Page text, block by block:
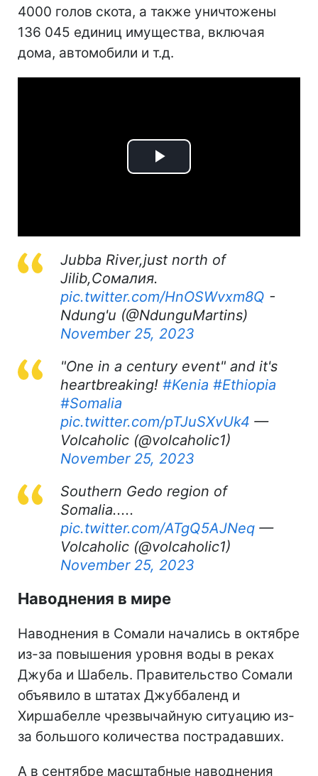
4000 голов скота, а также уничтожены
136 045 единиц имущества, включая
дома, автомобили и т.д.
Play
Jubba River,just north of
Jilib,Сомалия.
pic.twitter.com/HnOSWvxm8Q -
Ndung'u (@NdunguMartins)
November 25, 2023
"One in a century event" and it's
heartbreaking! #Kenia #Ethiopia
#Somalia
pic.twitter.com/pTJuSXvUk4 —
Volcaholic (@volcaholic1)
November 25, 2023
Southern Gedo region of
Somalia.....
pic.twitter.com/ATgQ5AJNeq —
Volcaholic (@volcaholic1)
November 25, 2023
Наводнения в мире
Наводнения в Сомали начались в октябре
из-за повышения уровня воды в реках
Джуба и Шабель. Правительство Сомали
объявило в штатах Джуббаленд и
Хиршабелле чрезвычайную ситуацию из-
за большого количества пострадавших.
А в сентябре масштабные наводнения